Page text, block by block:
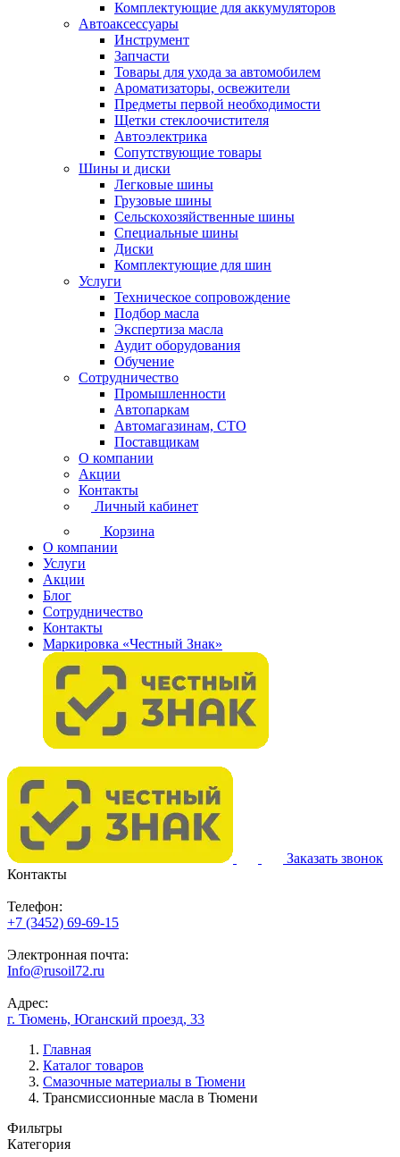
Комплектующие для аккумуляторов
Автоаксессуары
Инструмент
Запчасти
Товары для ухода за автомобилем
Ароматизаторы, освежители
Предметы первой необходимости
Щетки стеклоочистителя
Автоэлектрика
Сопутствующие товары
Шины и диски
Легковые шины
Грузовые шины
Сельскохозяйственные шины
Специальные шины
Диски
Комплектующие для шин
Услуги
Техническое сопровождение
Подбор масла
Экспертиза масла
Аудит оборудования
Обучение
Сотрудничество
Промышленности
Автопаркам
Автомагазинам, СТО
Поставщикам
О компании
Акции
Контакты
Личный кабинет
Корзина
О компании
Услуги
Акции
Блог
Сотрудничество
Контакты
Маркировка «Честный Знак»
Заказать звонок
Контакты
Телефон:
+7 (3452) 69-69-15
Электронная почта:
Info@rusoil72.ru
Адрес:
г. Тюмень, Юганский проезд, 33
Главная
Каталог товаров
Смазочные материалы в Тюмени
Трансмиссионные масла в Тюмени
Фильтры
Категория